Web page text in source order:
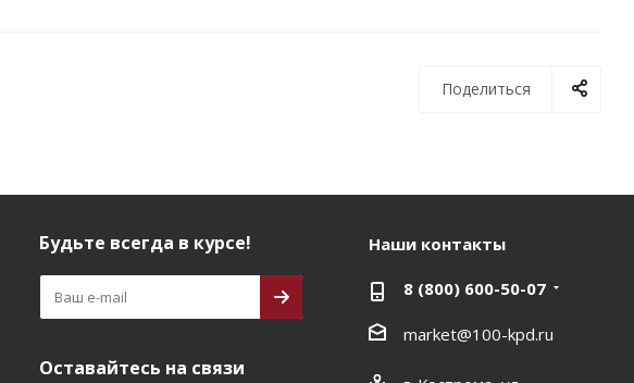
Поделиться
Будьте всегда в курсе!
Оставайтесь на связи
Наши контакты
8 (800) 600-50-07
market@100-kpd.ru